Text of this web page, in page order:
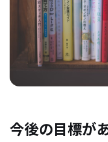
今後の目標が